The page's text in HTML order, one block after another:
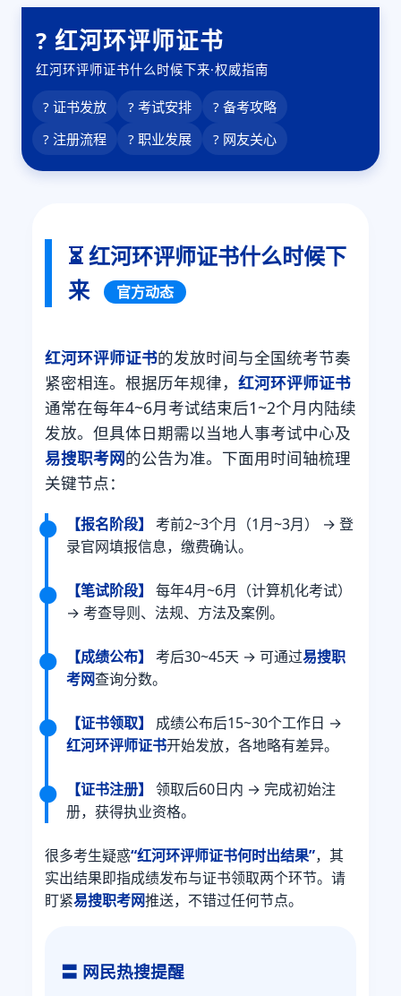
? 红河环评师证书
红河环评师证书什么时候下来·权威指南
? 证书发放 ? 考试安排
? 备考攻略
? 注册流程
? 职业发展 ? 网友关心
⏳ 红河环评师证书什么时候下
来
官方动态
红河环评师证书的发放时间与全国统考节奏
紧密相连。根据历年规律， 红河环评师证书
通常在每年4~6月考试结束后1~2个月内陆续
发放。但具体日期需以当地人事考试中心及
易搜职考网的公告为准。下面用时间轴梳理
关键节点：
【报名阶段】
考前2~3个月（1月~3月） → 登
录官网填报信息，缴费确认。
【笔试阶段】
每年4月~6月（计算机化考试）
→ 考查导则、法规、方法及案例。
【成绩公布】 考后30~45天 → 可通过易搜职
考网查询分数。
【证书领取】
成绩公布后15~30个工作日 →
红河环评师证书开始发放，各地略有差异。
【证书注册】
领取后60日内 → 完成初始注
册，获得执业资格。
很多考生疑惑“红河环评师证书何时出结果”，其
实出结果即指成绩发布与证书领取两个环节。请
盯紧易搜职考网推送，不错过任何节点。
〓 网民热搜提醒